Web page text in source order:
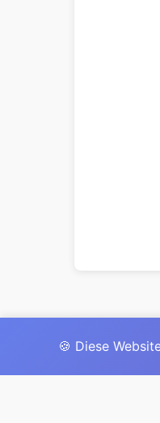
🍪 Diese